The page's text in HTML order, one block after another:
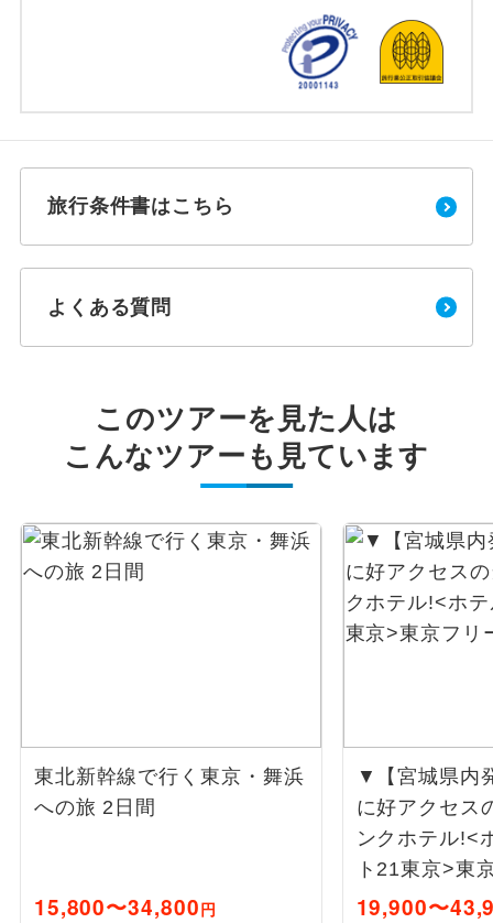
旅行条件書はこちら
よくある質問
このツアーを見た人は
こんなツアーも見ています
東北新幹線で行く東京・舞浜
への旅 2日間
15,800〜34,800円
▼【宮城県内
に好アクセス
ンクホテル!<
ト21東京>東
2日間
19,900〜